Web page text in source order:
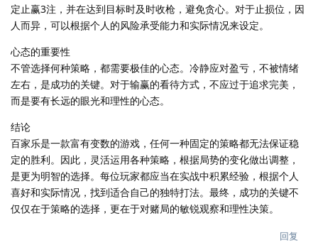
定止赢3注，并在达到目标时及时收枪，避免贪心。对于止损位，因
人而异，可以根据个人的风险承受能力和实际情况来设定。
心态的重要性
不管选择何种策略，都需要极佳的心态。冷静应对盈亏，不被情绪
左右，是成功的关键。对于输赢的看待方式，不应过于追求完美，
而是要有长远的眼光和理性的心态。
结论
百家乐是一款富有变数的游戏，任何一种固定的策略都无法保证稳
定的胜利。因此，灵活运用各种策略，根据局势的变化做出调整，
是更为明智的选择。每位玩家都应当在实战中积累经验，根据个人
喜好和实际情况，找到适合自己的独特打法。最终，成功的关键不
仅仅在于策略的选择，更在于对赌局的敏锐观察和理性决策。
回复